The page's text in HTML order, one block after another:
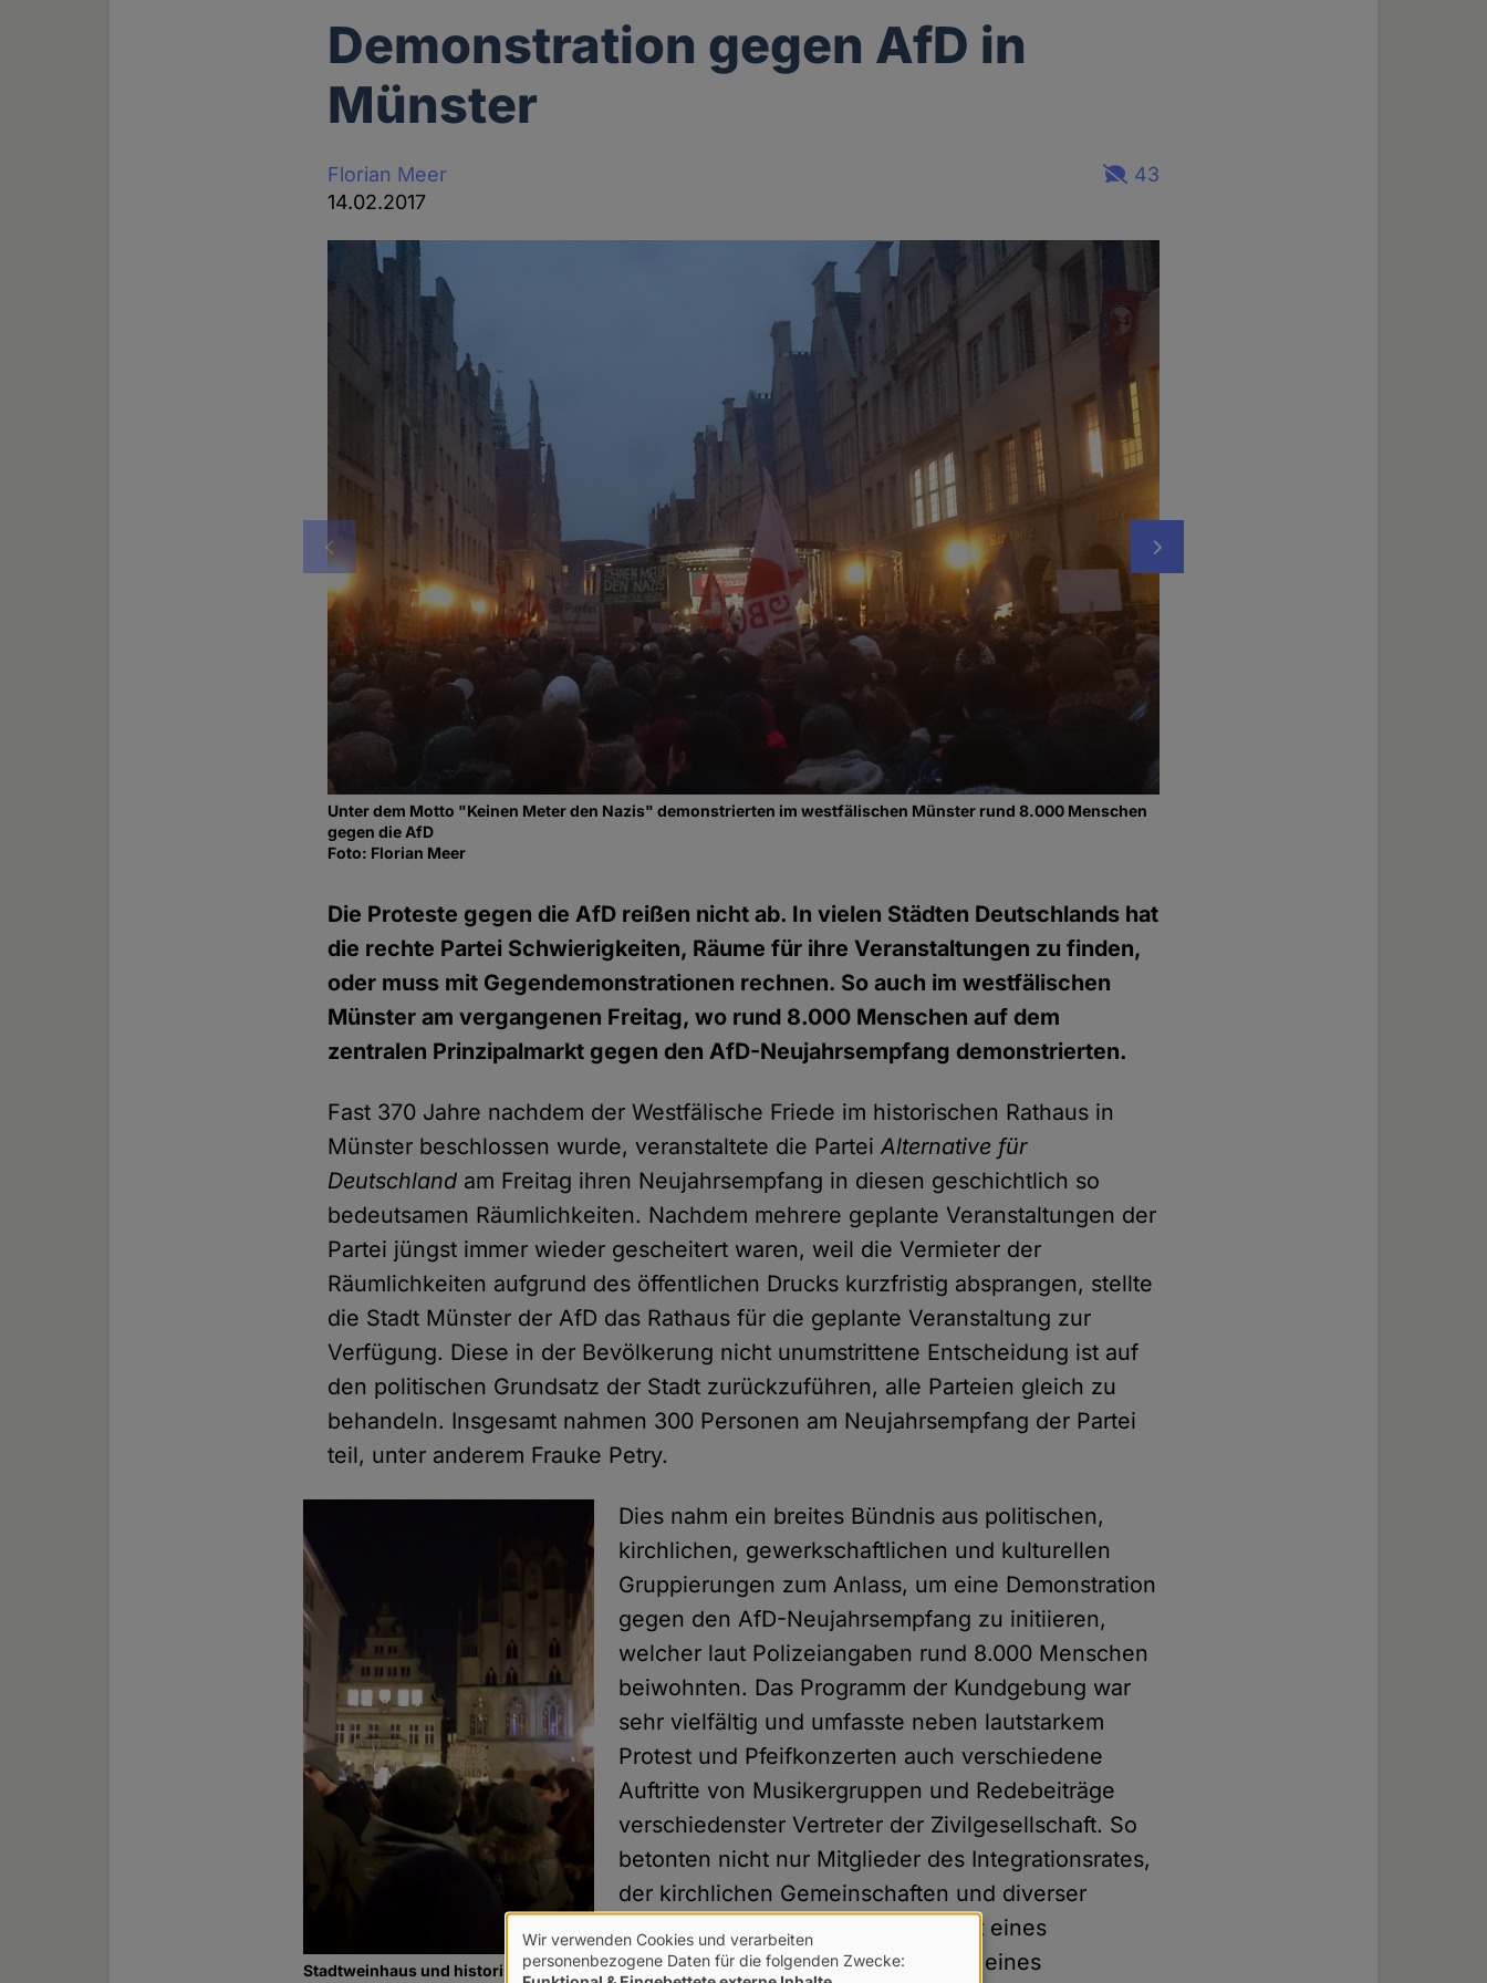
Demonstration gegen AfD in
Münster
Florian Meer
14.02.2017
43
Vorheriges
Unter dem Motto "Keinen Meter den Nazis" demonstrierten im westfälischen Münster rund 8.000 Menschen
gegen die AfD
Foto: Florian Meer
Die Proteste gegen die AfD reißen nicht ab. In vielen Städten Deutschlands hat
die rechte Partei Schwierigkeiten, Räume für ihre Veranstaltungen zu finden,
oder muss mit Gegendemonstrationen rechnen. So auch im westfälischen
Münster am vergangenen Freitag, wo rund 8.000 Menschen auf dem
zentralen Prinzipalmarkt gegen den AfD-Neujahrsempfang demonstrierten.
Fast 370 Jahre nachdem der Westfälische Friede im historischen Rathaus in
Münster beschlossen wurde, veranstaltete die ParteiAlternative für
Deutschland am Freitag ihren Neujahrsempfang in diesen geschichtlich so
bedeutsamen Räumlichkeiten. Nachdem mehrere geplante Veranstaltungen der
Partei jüngst immer wieder gescheitert waren, weil die Vermieter der
Räumlichkeiten aufgrund des öffentlichen Drucks kurzfristig absprangen, stellte
die Stadt Münster der AfD das Rathaus für die geplante Veranstaltung zur
Verfügung. Diese in der Bevölkerung nicht unumstrittene Entscheidung ist auf
den politischen Grundsatz der Stadt zurückzuführen, alle Parteien gleich zu
behandeln. Insgesamt nahmen 300 Personen am Neujahrsempfang der Partei
teil, unter anderem Frauke Petry.
Stadtweinhaus und historisches
Dies nahm ein breites Bündnis aus politischen,
kirchlichen, gewerkschaftlichen und kulturellen
Gruppierungen zum Anlass, um eine Demonstration
gegen den AfD-Neujahrsempfang zu initiieren,
welcher laut Polizeiangaben rund 8.000 Menschen
beiwohnten. Das Programm der Kundgebung war
sehr vielfältig und umfasste neben lautstarkem
Protest und Pfeifkonzerten auch verschiedene
Auftritte von Musikergruppen und Redebeiträge
verschiedenster Vertreter der Zivilgesellschaft. So
betonten nicht nur Mitglieder des Integrationsrates,
der kirchlichen Gemeinschaften und diverser
politischer Gruppen die Wichtigkeit eines
demokratischen Deutschlands und eines
Verwendung
Wir verwenden Cookies und verarbeiten
personenbezogene Daten für die folgenden Zwecke: